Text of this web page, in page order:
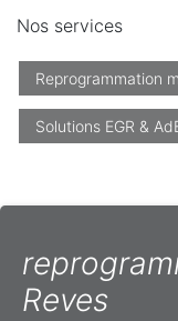
Nos services
Reprogrammation
Solutions EGR &
Reves